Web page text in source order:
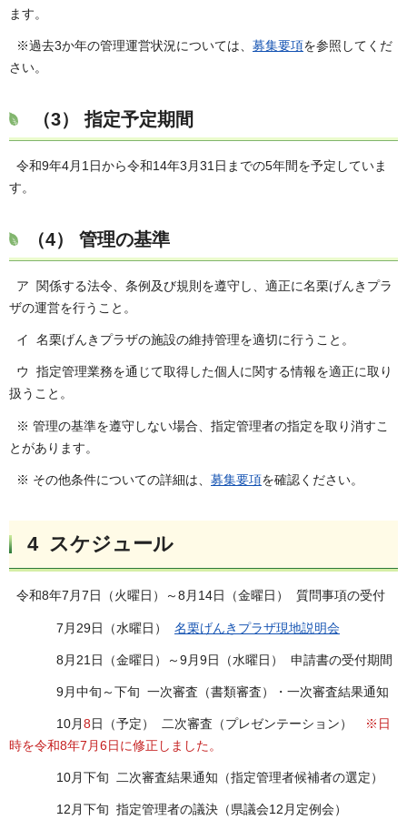
ます。
※過去3か年の管理運営状況については、 募集要項を参照してくだ
さい。
（3） 指定予定期間
令和9年4月1日から令和14年3月31日までの5年間を予定していま
す。
（4） 管理の基準
ア 関係する法令、条例及び規則を遵守し、適正に名栗げんきプラ
ザの運営を行うこと。
イ 名栗げんきプラザの施設の維持管理を適切に行うこと。
ウ 指定管理業務を通じて取得した個人に関する情報を適正に取り
扱うこと。
※ 管理の基準を遵守しない場合、指定管理者の指定を取り消すこ
とがあります。
※ その他条件についての詳細は、 募集要項を確認ください。
4 スケジュール
令和8年7月7日（火曜日）～8月14日（金曜日） 質問事項の受付
7月29日（水曜日） 名栗げんきプラザ現地説明会
8月21日（金曜日）～9月9日（水曜日） 申請書の受付期間
9月中旬～下旬 一次審査（書類審査）・一次審査結果通知
10月8日（予定） 二次審査（プレゼンテーション）
※日
時を令和8年7月6日に修正しました。
10月下旬 二次審査結果通知（指定管理者候補者の選定）
12月下旬 指定管理者の議決（県議会12月定例会）